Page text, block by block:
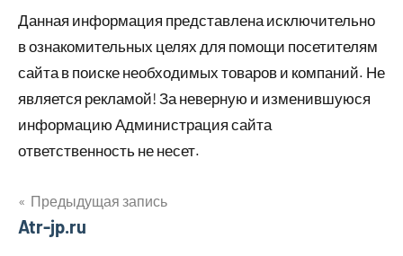
Данная информация представлена исключительно
в ознакомительных целях для помощи посетителям
сайта в поиске необходимых товаров и компаний. Не
является рекламой! За неверную и изменившуюся
информацию Администрация сайта
ответственность не несет.
Навигация
Предыдущая запись
Atr-jp.ru